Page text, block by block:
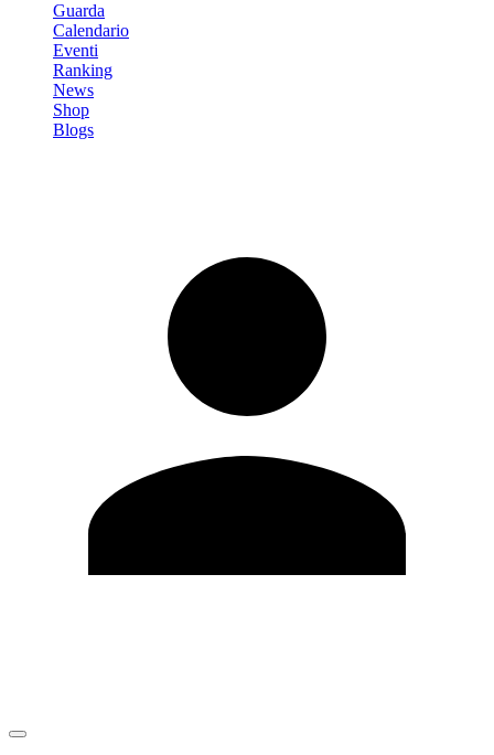
Guarda
Calendario
Eventi
Ranking
News
Shop
Blogs